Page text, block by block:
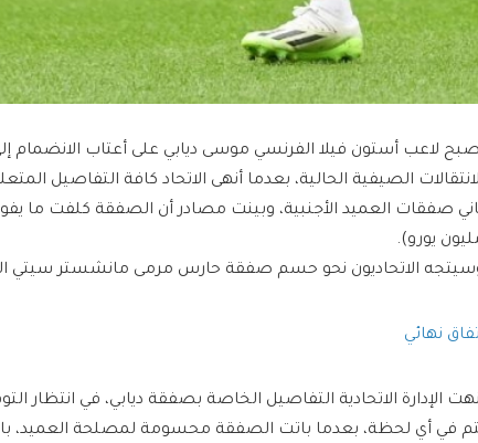
لاعب أستون فيلا الفرنسي موسى ديابي على أعتاب الانضمام
الصيفية الحالية، بعدما أنهى الاتحاد كافة التفاصيل
يورو).
الاتحاديون نحو حسم صفقة حارس مرمى مانشستر سيتي
نهائي
الإدارة الاتحادية التفاصيل الخاصة بصفقة ديابي، في انتظار
في أي لحظة، بعدما باتت الصفقة محسومة لمصلحة العميد،